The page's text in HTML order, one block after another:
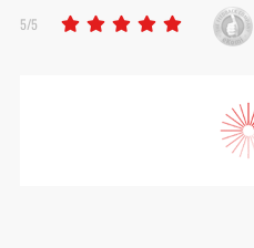
5/5